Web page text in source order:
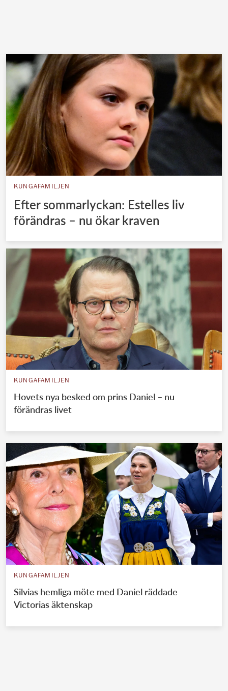
KUNGAFAMILJEN
Efter sommarlyckan: Estelles liv
förändras – nu ökar kraven
KUNGAFAMILJEN
Hovets nya besked om prins Daniel – nu
förändras livet
KUNGAFAMILJEN
Silvias hemliga möte med Daniel räddade
Victorias äktenskap